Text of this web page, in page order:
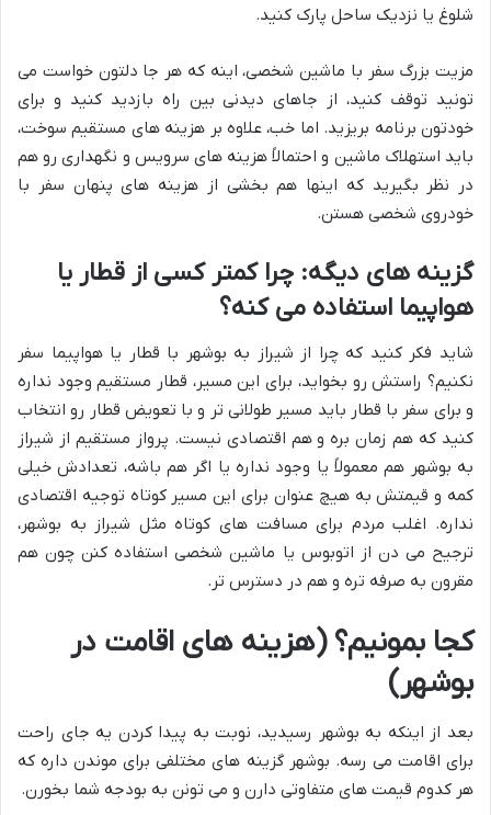
شلوغ یا نزدیک ساحل پارک کنید.
مزیت بزرگ سفر با ماشین شخصی، اینه که هر جا دلتون خواست می
تونید توقف کنید، از جاهای دیدنی بین راه بازدید کنید و برای
خودتون برنامه بریزید. اما خب، علاوه بر هزینه های مستقیم سوخت،
باید استهلاک ماشین و احتمالاً هزینه های سرویس و نگهداری رو هم
در نظر بگیرید که اینها هم بخشی از هزینه های پنهان سفر با
خودروی شخصی هستن.
گزینه های دیگه: چرا کمتر کسی از قطار یا
هواپیما استفاده می کنه؟
شاید فکر کنید که چرا از شیراز به بوشهر با قطار یا هواپیما سفر
نکنیم؟ راستش رو بخواید، برای این مسیر، قطار مستقیم وجود نداره
و برای سفر با قطار باید مسیر طولانی تر و با تعویض قطار رو انتخاب
کنید که هم زمان بره و هم اقتصادی نیست. پرواز مستقیم از شیراز
به بوشهر هم معمولاً یا وجود نداره یا اگر هم باشه، تعدادش خیلی
کمه و قیمتش به هیچ عنوان برای این مسیر کوتاه توجیه اقتصادی
نداره. اغلب مردم برای مسافت های کوتاه مثل شیراز به بوشهر،
ترجیح می دن از اتوبوس یا ماشین شخصی استفاده کنن چون هم
مقرون به صرفه تره و هم در دسترس تر.
کجا بمونیم؟ (هزینه های اقامت در
بوشهر)
بعد از اینکه به بوشهر رسیدید، نوبت به پیدا کردن یه جای راحت
برای اقامت می رسه. بوشهر گزینه های مختلفی برای موندن داره که
هر کدوم قیمت های متفاوتی دارن و می تونن به بودجه شما بخورن.